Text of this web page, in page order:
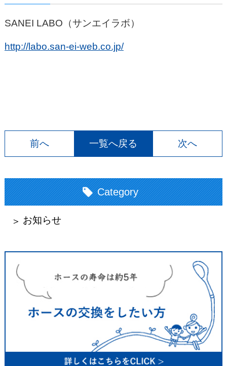
SANEI LABO（サンエイラボ）
http://labo.san-ei-web.co.jp/
前へ 一覧へ戻る 次へ
Category
お知らせ